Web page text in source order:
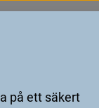
på ett säkert